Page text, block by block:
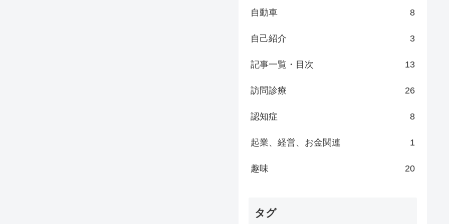
自動車 8
自己紹介 3
記事一覧・目次 13
訪問診療 26
認知症 8
起業、経営、お金関連 1
趣味 20
タグ